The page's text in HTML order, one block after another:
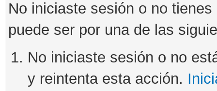
No iniciaste sesión o no
puede ser por una de las
No iniciaste sesión o no
y reintenta esta acción.